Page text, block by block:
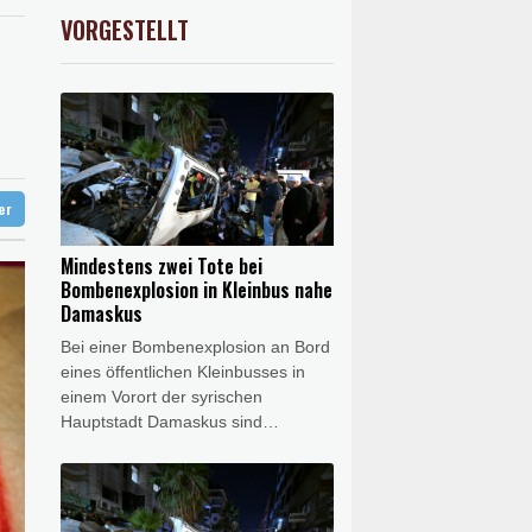
in Leipzig
gebrochen
0.05%
-0.25%
VORGESTELLT
Mindestens zwei Tote bei
Bombenexplosion in Kleinbus nahe
Damaskus
Bei einer Bombenexplosion an Bord
eines öffentlichen Kleinbusses in
einem Vorort der syrischen
Hauptstadt Damaskus sind
worden. 13 weitere Menschen seien
bei der Explosion in Dscharamana
verletzt worden, berichtete die